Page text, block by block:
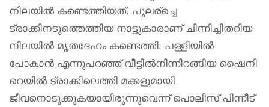
നിലയിൽ കണ്ടെത്തിയത്. പുലര്ച്ചെ
ട്രാക്കിനടുത്തെത്തിയ നാട്ടുകാരാണ് ചിന്നിച്ചിതറിയ
നിലയിൽ മൃതദേഹം കണ്ടെത്തി. പള്ളിയിൽ
പോകാൻ എന്നുപറഞ്ഞ് വീട്ടിൽനിന്നിറങ്ങിയ ഷൈനി
റെയിൽ ട്രാക്കിലെത്തി മക്കളുമായി
ജീവനൊടുക്കുകയായിരുന്നുവെന്ന് പൊലീസ് പിന്നീട്